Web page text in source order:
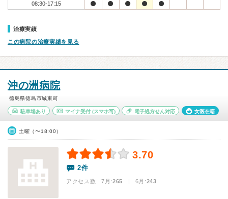
08:30-17:15
治療実績
この病院の治療実績を見る
沖の洲病院
徳島県徳島市城東町
駐車場あり マイナ受付(スマホ可) 電子処方せん対応 女医在籍
土曜（〜18:00）
3.70
2件
アクセス数 7月:265 | 6月:243